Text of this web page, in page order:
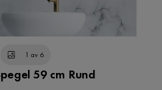
1 av 6
59 cm Rund